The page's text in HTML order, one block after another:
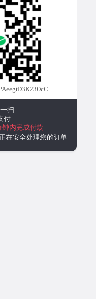
扫
付
钟内完成付款
在安全处理您的订单